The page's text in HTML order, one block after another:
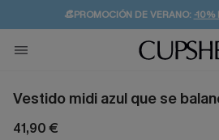
👒PROMOCIÓN DE VERANO:-10%
💌¡SUSCRIBIRSE & GANAR -
🚚ENVÍO GRATUITO A
Vestido midi azul que se
41,90 €